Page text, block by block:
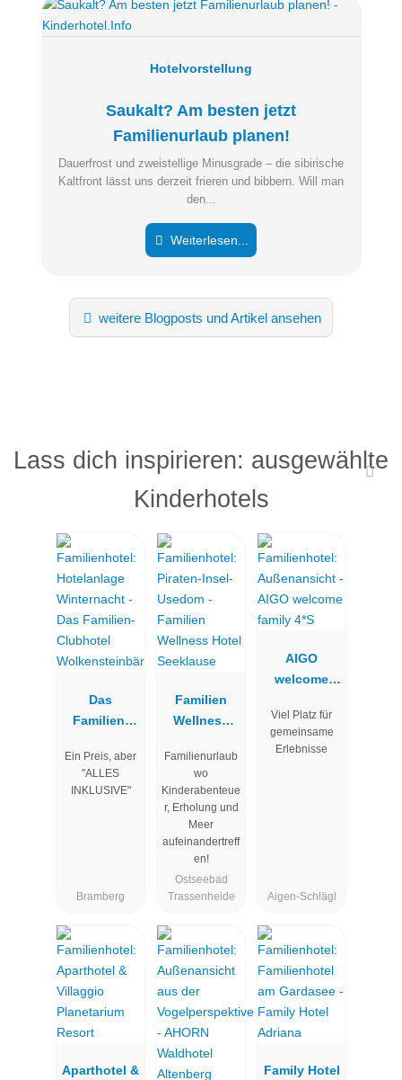
Saukalt? Am besten jetzt
Familienurlaub planen!
Hotelvorstellung
Dauerfrost und zweistellige Minusgrade – die sibirische
Kaltfront lässt uns derzeit frieren und bibbern. Will man
den...
Weiterlesen...
weitere Blogposts und Artikel ansehen
Lass dich inspirieren: ausgewählte
Kinderhotels
Das
Familien-
Wolkenstein
Ein Preis, aber
"ALLES
INKLUSIVE"
Bramberg
Familien
Wellness
Seeklause
Familienurlaub
wo
Kinderabenteue
r, Erholung und
Meer
aufeinandertreff
en!
Ostseebad
Trassenheide
AIGO
welcome
Viel Platz für
gemeinsame
Erlebnisse
Aigen-Schlägl
Aparthotel & Family Hotel